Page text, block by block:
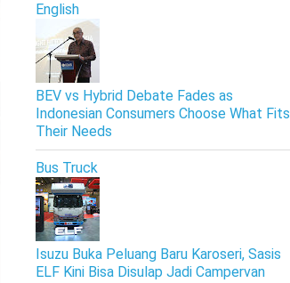
English
BEV vs Hybrid Debate Fades as
Indonesian Consumers Choose What Fits
Their Needs
Bus Truck
Isuzu Buka Peluang Baru Karoseri, Sasis
ELF Kini Bisa Disulap Jadi Campervan